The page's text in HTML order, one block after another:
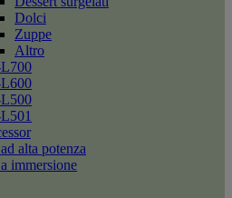
Dolci
Zuppe
Altro
alta potenza
immersione